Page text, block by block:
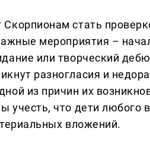
стать
мероприятия –
или творческий
разногласия и
из причин их
что дети любого
вложений.